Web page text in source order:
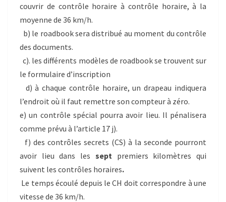
couvrir de contrôle horaire à contrôle horaire, à la
moyenne de 36 km/h.
b) le roadbook sera distribué au moment du contrôle
des documents.
c). les différents modèles de roadbook se trouvent sur
le formulaire d’inscription
d) à chaque contrôle horaire, un drapeau indiquera
l’endroit où il faut remettre son compteur à zéro.
e) un contrôle spécial pourra avoir lieu. Il pénalisera
comme prévu à l’article 17 j).
f) des contrôles secrets (CS) à la seconde pourront
avoir lieu dans les sept premiers kilomètres qui
suivent les contrôles horaires.
Le temps écoulé depuis le CH doit correspondre à une
vitesse de 36 km/h.